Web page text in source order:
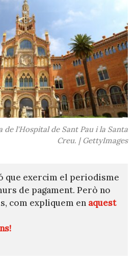
de l'Hospital de Sant Pau i la Santa
Creu. | GettyImages
que exercim el periodisme
de pagament. Però no
com expliquem en aquest